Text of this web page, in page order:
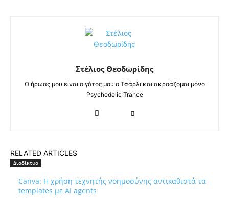
Στέλιος Θεοδωρίδης
Ο ήρωας μου είναι ο γάτος μου ο Τσάρλι και ακροάζομαι μόνο
Psychedelic Trance
RELATED ARTICLES
Διαδίκτυο
Canva: Η χρήση τεχνητής νοημοσύνης αντικαθιστά τα
templates με AI agents